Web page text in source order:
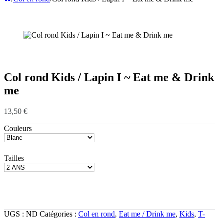
Col rond Kids / Lapin I ~ Eat me & Drink
me
13,50 €
Couleurs
Tailles
UGS : ND Catégories : Col en rond, Eat me / Drink me, Kids, T-